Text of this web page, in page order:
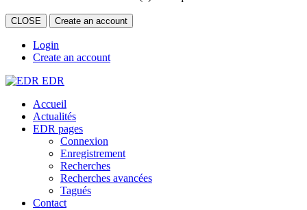
CLOSE Create an account
Login
Create an account
EDR
Accueil
Actualités
EDR pages
Connexion
Enregistrement
Recherches
Recherches avancées
Tagués
Contact